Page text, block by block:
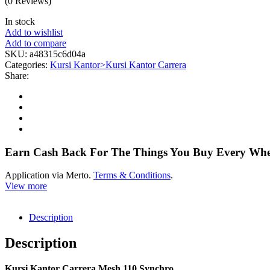
In stock
Add to wishlist
Add to compare
SKU: a48315c6d04a
Categories: Kursi Kantor>Kursi Kantor Carrera
Share:
Earn Cash Back For The Things You Buy Every
Application via Merto. Terms & Conditions.
View more
Description
Description